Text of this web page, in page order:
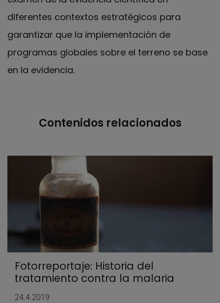
diferentes contextos estratégicos para
garantizar que la implementación de
programas globales sobre el terreno se base
en la evidencia.
Contenidos relacionados
Fotorreportaje: Historia del
tratamiento contra la malaria
24.4.2019